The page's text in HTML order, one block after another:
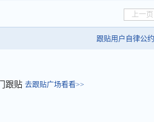
上一页
跟贴用户自律公约
跟贴 去跟贴广场看看>>